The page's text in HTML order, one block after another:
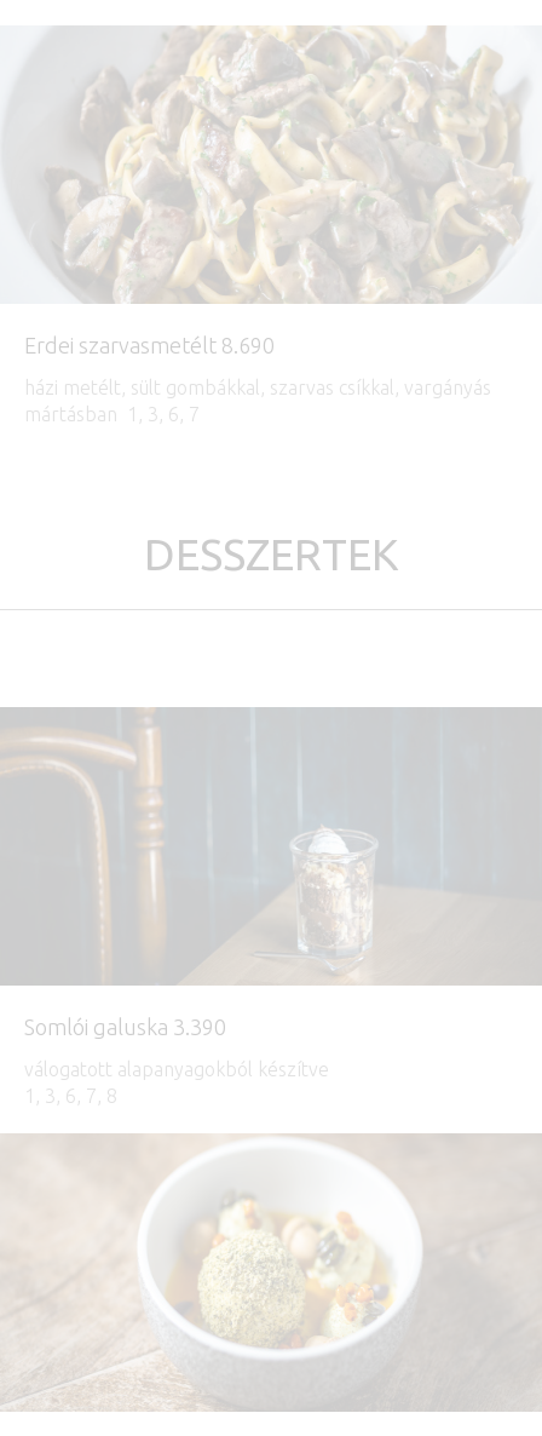
Erdei szarvasmetélt 8.690
házi metélt, sült gombákkal, szarvas csíkkal, vargányás
mártásban 1, 3, 6, 7
DESSZERTEK
Somlói galuska 3.390
válogatott alapanyagokból készítve
1, 3, 6, 7, 8